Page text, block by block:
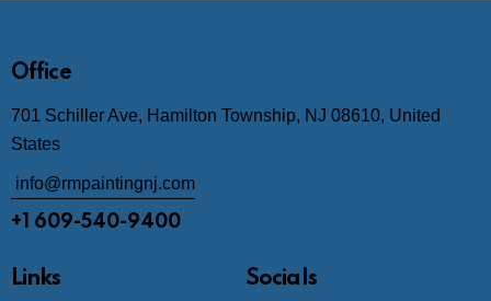
Office
701 Schiller Ave, Hamilton Township, NJ 08610, United
States
info@rmpaintingnj.com
+1 609-540-9400
Links Socials